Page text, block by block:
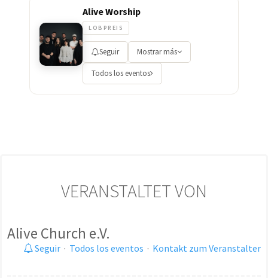
Alive Worship
LOBPREIS
Seguir Mostrar más
Todos los eventos
VERANSTALTET VON
Alive Church e.V.
Seguir · Todos los eventos · Kontakt zum Veranstalter